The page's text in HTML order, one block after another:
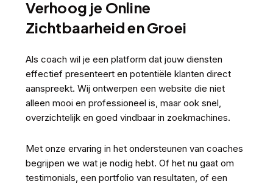
Verhoog je Online
Zichtbaarheid en Groei
Als coach wil je een platform dat jouw diensten
effectief presenteert en potentiële klanten direct
aanspreekt. Wij ontwerpen een website die niet
alleen mooi en professioneel is, maar ook snel,
overzichtelijk en goed vindbaar in zoekmachines.
Met onze ervaring in het ondersteunen van coaches
begrijpen we wat je nodig hebt. Of het nu gaat om
testimonials, een portfolio van resultaten, of een